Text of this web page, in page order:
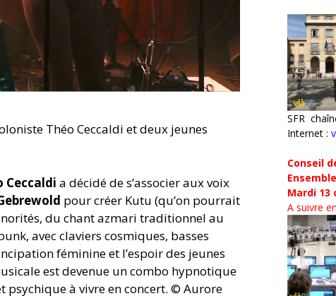
Théo Ceccaldi et deux jeunes
Ceccaldi a décidé de s’associer aux voix
pour créer Kutu (qu’on pourrait
du chant azmari traditionnel au
avec claviers cosmiques, basses
féminine et l’espoir des jeunes
est devenue un combo hypnotique
psychique à vivre en concert. © Aurore
SFR
Internet :
Conseil
Ensemble
Mardi 13
A suivre